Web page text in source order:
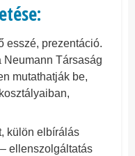
esszé, prezentáció.
Neumann Társaság
mutathatják be,
külön elbírálás
ellenszolgáltatás